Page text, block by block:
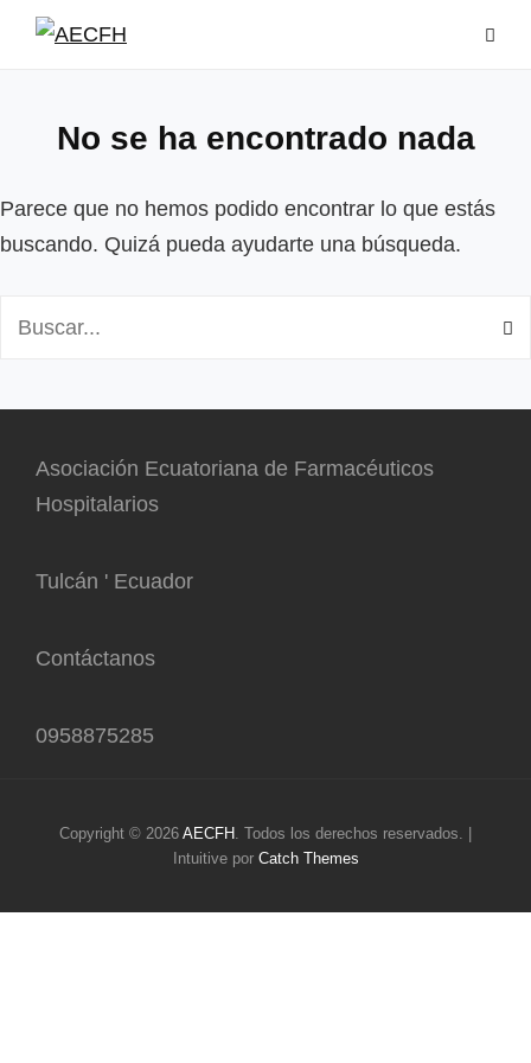
Saltar
No se ha encontrado nada
Parece que no hemos podido encontrar lo que estás
buscando. Quizá pueda ayudarte una búsqueda.
Asociación Ecuatoriana de Farmacéuticos
Hospitalarios
Tulcán ' Ecuador
Contáctanos
0958875285
Copyright © 2026 AECFH . Todos los derechos reservados. |
Intuitive por Catch Themes